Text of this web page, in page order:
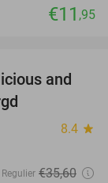
€11 ,95
58%
and
8.4 star
Regulier €35,60